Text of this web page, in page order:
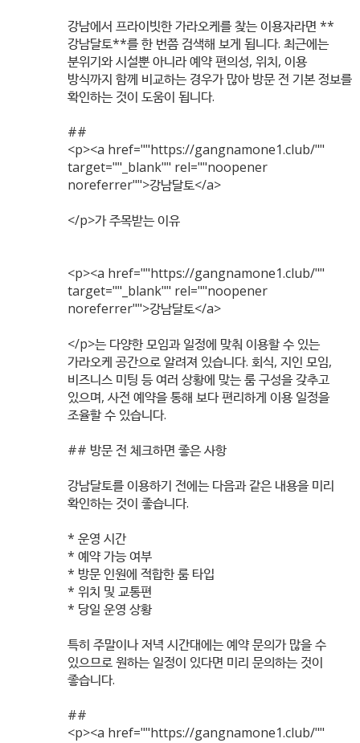
강남에서 프라이빗한 가라오케를 찾는 이용자라면 **
강남달토**를 한 번쯤 검색해 보게 됩니다. 최근에는
분위기와 시설뿐 아니라 예약 편의성, 위치, 이용
방식까지 함께 비교하는 경우가 많아 방문 전 기본 정보를
확인하는 것이 도움이 됩니다.
##
<p><a href=""https://gangnamone1.club/""
target=""_blank"" rel=""noopener
noreferrer"">강남달토</a>
</p>가 주목받는 이유
<p><a href=""https://gangnamone1.club/""
target=""_blank"" rel=""noopener
noreferrer"">강남달토</a>
</p>는 다양한 모임과 일정에 맞춰 이용할 수 있는
가라오케 공간으로 알려져 있습니다. 회식, 지인 모임,
비즈니스 미팅 등 여러 상황에 맞는 룸 구성을 갖추고
있으며, 사전 예약을 통해 보다 편리하게 이용 일정을
조율할 수 있습니다.
## 방문 전 체크하면 좋은 사항
강남달토를 이용하기 전에는 다음과 같은 내용을 미리
확인하는 것이 좋습니다.
* 운영 시간
* 예약 가능 여부
* 방문 인원에 적합한 룸 타입
* 위치 및 교통편
* 당일 운영 상황
특히 주말이나 저녁 시간대에는 예약 문의가 많을 수
있으므로 원하는 일정이 있다면 미리 문의하는 것이
좋습니다.
##
<p><a href=""https://gangnamone1.club/""